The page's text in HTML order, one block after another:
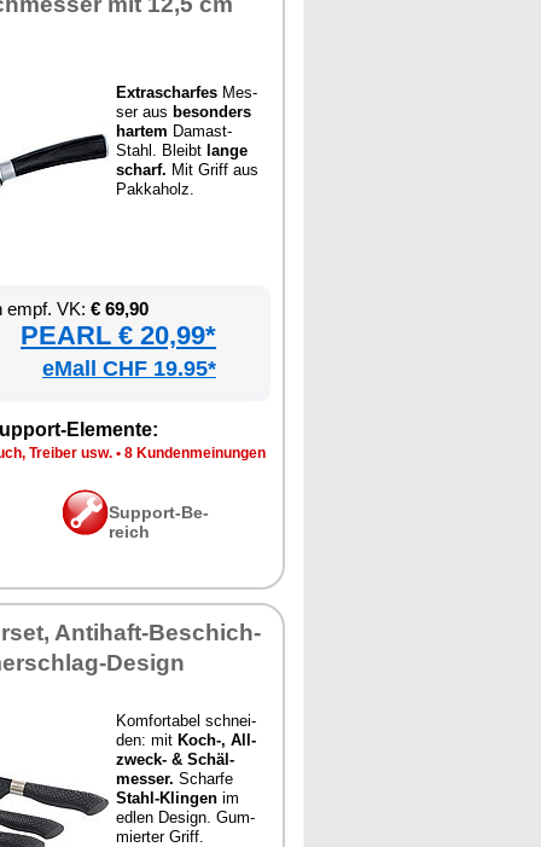
Ex­tra­schar­fes Mes­
ser aus be­son­ders
har­tem Da­mast-
Stahl. Bleibt lan­ge
scharf. Mit Griff aus
Pak­ka­holz.
empf. VK: € 69,90
PEARL € 20,99*
eMall CHF 19.95*
Ele­men­te:
Trei­ber usw. • 8 Kun­den­mei­nun­gen
Sup­port-Be­
reich
An­ti­haft-Be­schich­
De­sign
Kom­for­ta­bel schnei­
den: mit Koch-, All­
zweck- & Schäl­
mes­ser. Schar­fe
Stahl-Klin­gen im
ed­len De­sign. Gum­
mier­ter Griff.